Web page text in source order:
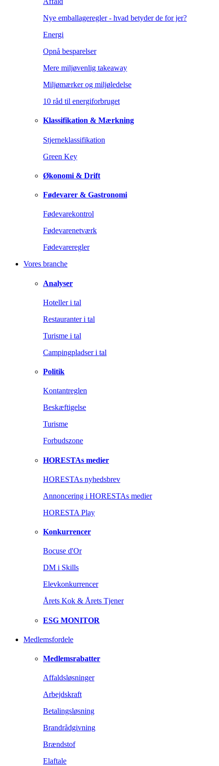
Nye emballageregler - hvad betyder de for jer?
Energi
Opnå besparelser
Mere miljøvenlig takeaway
Miljømærker og miljøledelse
10 råd til energiforbruget
Klassifikation & Mærkning
Stjerneklassifikation
Green Key
Økonomi & Drift
Fødevarer & Gastronomi
Fødevarekontrol
Fødevarenetværk
Fødevareregler
Vores branche
Analyser
Hoteller i tal
Restauranter i tal
Turisme i tal
Campingpladser i tal
Politik
Kontantreglen
Beskæftigelse
Turisme
Forbudszone
HORESTAs medier
HORESTAs nyhedsbrev
Annoncering i HORESTAs medier
HORESTA Play
Konkurrencer
Bocuse d'Or
DM i Skills
Elevkonkurrencer
Årets Kok & Årets Tjener
ESG MONITOR
Medlemsfordele
Medlemsrabatter
Affaldsløsninger
Arbejdskraft
Betalingsløsning
Brandrådgivning
Brændstof
Elaftale